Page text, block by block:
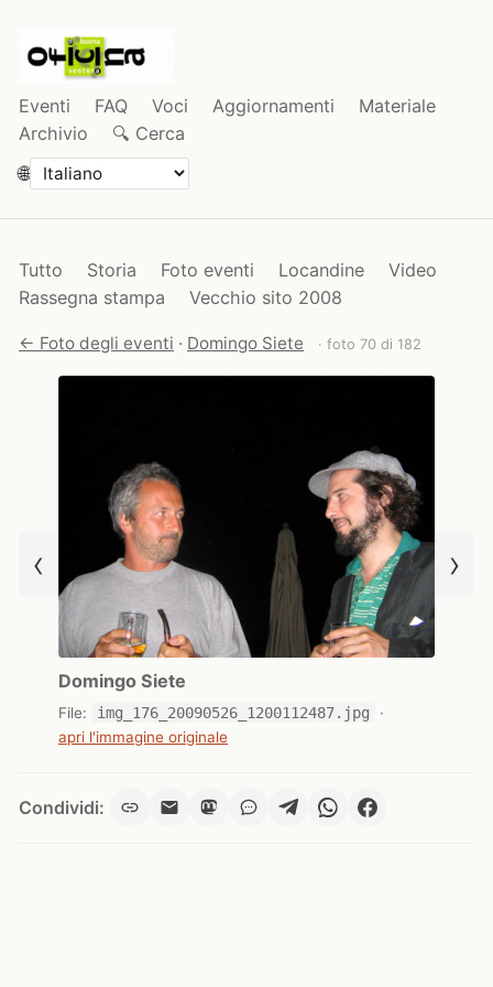
Eventi FAQ Voci Aggiornamenti
Materiale
Archivio
🔍 Cerca
🌐
Tutto Storia Foto eventi Locandine
Video
Rassegna stampa
Vecchio sito 2008
← Foto degli eventi · Domingo Siete · foto 70 di 182
‹
Domingo Siete
File: img_176_20090526_1200112487.jpg
·
apri l'immagine originale
›
Condividi: